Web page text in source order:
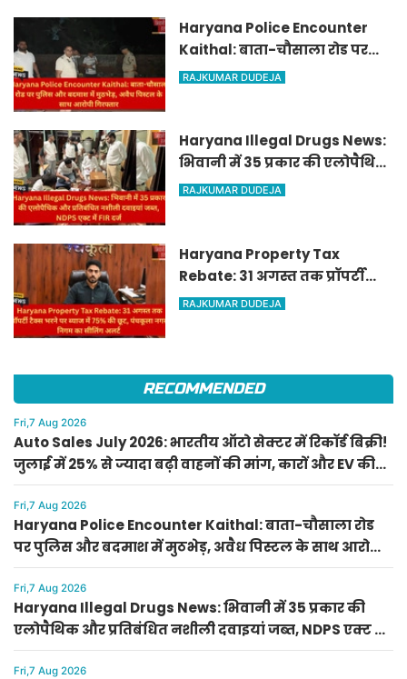
Haryana Police Encounter
Kaithal: बाता-चौसाला रोड पर
पुलिस और बदमाश में मुठभेड़, अवैध
RAJKUMAR DUDEJA
Haryana Illegal Drugs News:
भिवानी में 35 प्रकार की एलोपैथिक
और प्रतिबंधित नशीली दवाइयां
RAJKUMAR DUDEJA
Haryana Property Tax
Rebate: 31 अगस्त तक प्रॉपर्टी
टैक्स भरने पर ब्याज में 75% की
RAJKUMAR DUDEJA
RECOMMENDED
Fri,7 Aug 2026
Auto Sales July 2026: भारतीय ऑटो सेक्टर में रिकॉर्ड बिक्री!
जुलाई में 25% से ज्यादा बढ़ी वाहनों की मांग, कारों और EV की
भारी सेल
Fri,7 Aug 2026
Haryana Police Encounter Kaithal: बाता-चौसाला रोड
पर पुलिस और बदमाश में मुठभेड़, अवैध पिस्टल के साथ आरोपी
गिरफ्तार
Fri,7 Aug 2026
Haryana Illegal Drugs News: भिवानी में 35 प्रकार की
एलोपैथिक और प्रतिबंधित नशीली दवाइयां जब्त, NDPS एक्ट में
FIR दर्ज
Fri,7 Aug 2026